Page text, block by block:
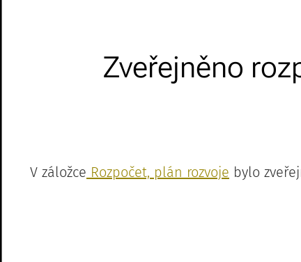
Zveřejněno
V záložce Rozpočet, plán rozvoje bylo